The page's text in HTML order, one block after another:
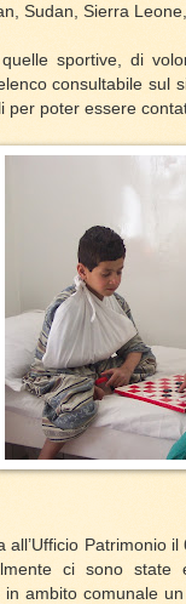
Sudan, Sierra
sportive, di
consultabile sul
poter essere
Patrimonio
ci sono state
in ambito comunale